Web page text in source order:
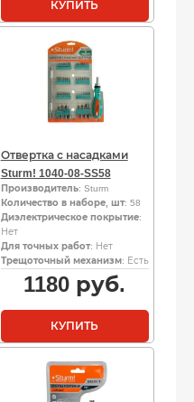
КУПИТЬ
Отвертка с насадками
Sturm! 1040-08-SS58
Производитель: Sturm
Количество в наборе, шт: 58
Диэлектрическое покрытие:
Нет
Для точных работ: Нет
Трещоточный механизм: Есть
1180 руб.
КУПИТЬ